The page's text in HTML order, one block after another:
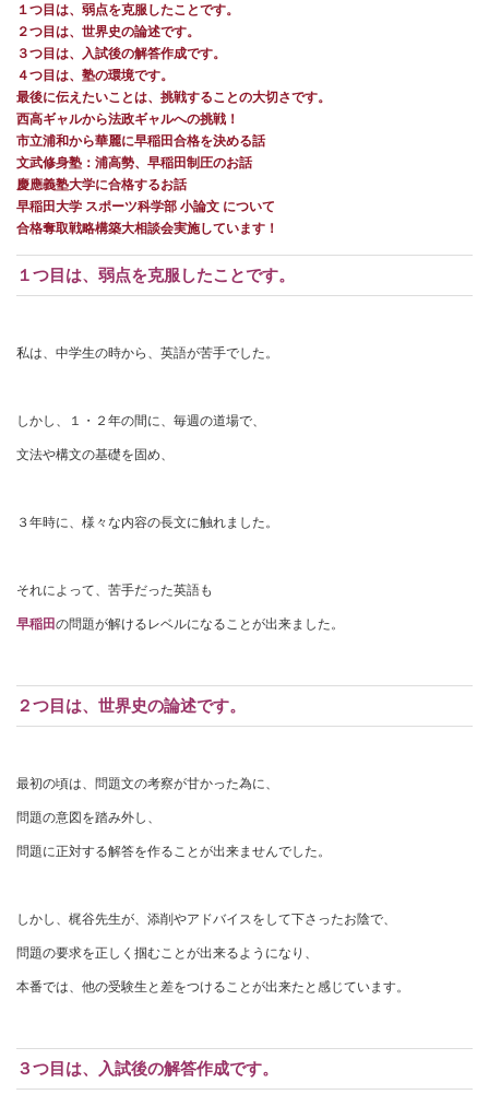
１つ目は、弱点を克服したことです。
２つ目は、世界史の論述です。
３つ目は、入試後の解答作成です。
４つ目は、塾の環境です。
最後に伝えたいことは、挑戦することの大切さです。
西高ギャルから法政ギャルへの挑戦！
市立浦和から華麗に早稲田合格を決める話
文武修身塾：浦高勢、早稲田制圧のお話
慶應義塾大学に合格するお話
早稲田大学 スポーツ科学部 小論文 について
合格奪取戦略構築大相談会実施しています！
１つ目は、弱点を克服したことです。
私は、中学生の時から、英語が苦手でした。
しかし、１・２年の間に、毎週の道場で、
文法や構文の基礎を固め、
３年時に、様々な内容の長文に触れました。
それによって、苦手だった英語も
早稲田の問題が解けるレベルになることが出来ました。
２つ目は、世界史の論述です。
最初の頃は、問題文の考察が甘かった為に、
問題の意図を踏み外し、
問題に正対する解答を作ることが出来ませんでした。
しかし、梶谷先生が、添削やアドバイスをして下さったお陰で、
問題の要求を正しく掴むことが出来るようになり、
本番では、他の受験生と差をつけることが出来たと感じています。
３つ目は、入試後の解答作成です。